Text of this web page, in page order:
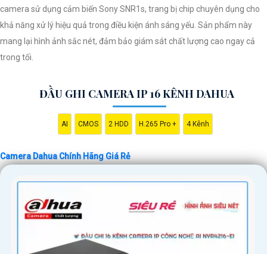
camera sử dụng cảm biến Sony SNR1s, trang bị chip chuyên dụng cho
khả năng xử lý hiệu quả trong điều kiện ánh sáng yếu. Sản phẩm này
mang lại hình ảnh sắc nét, đảm bảo giám sát chất lượng cao ngay cả
trong tối.
ĐẦU GHI CAMERA IP 16 KÊNH DAHUA
AI CMOS 2 HDD H.265 Pro + 4 Kênh
Camera Dahua Chính Hãng Giá Rẻ